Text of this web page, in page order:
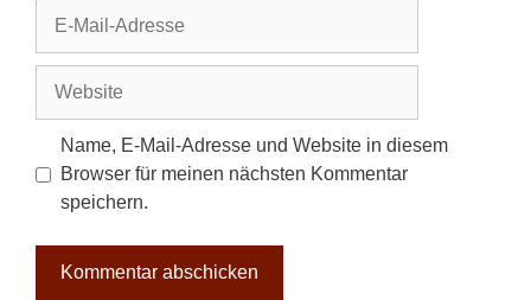
Adresse
Name, E-Mail-Adresse und Website in diesem
Browser für meinen nächsten Kommentar
speichern.